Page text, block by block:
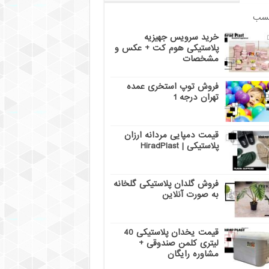
خرید سرویس جهیزیه
پلاستیکی هوم کت + عکس و
مشخصات
فروش توپ استخری عمده
تهران درجه 1
قیمت دمپایی مردانه ارزان
پلاستیکی | HiradPlast
فروش گلدان پلاستیکی گلخانه
به صورت آنلاین
قیمت یخدان پلاستیکی 40
لیتری کلمن صندوقی +
مشاوره رایگان